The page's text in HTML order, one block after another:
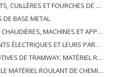
MÉTAUX DE BASE; PARTIES DE CELLES-CI, EN METAL DE BASE
DE BASE METAL
ET APPAREILS MÉCANIQUES; PARTIES DE CELLES-CI
D'ENREGISTREMENT OU DE REPRODUCTION DES IMAGES ET DU SON EN TÉLÉVISION, PIÈCES ET ACCESSOIRES DE TELS ARTICLES
ET RACCORDS ET PIÈCES DE CELLES-CI; ÉQUIPEMENT DE SIGNALISATION DE TRAFIC MÉCANIQUE (Y COMPRIS ÉLECTRO-MÉCANIQUE) DE TOUS TYPES
DE FER OU DE TRAMWAY, ET LEURS PIÈCES ET ACCESSOIRES